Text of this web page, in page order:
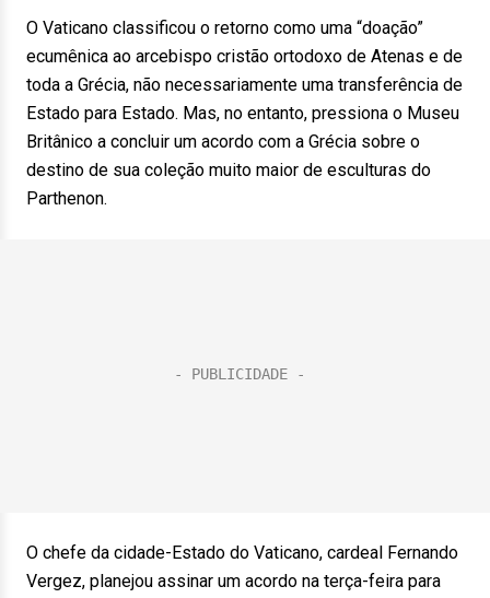
O Vaticano classificou o retorno como uma “doação”
ecumênica ao arcebispo cristão ortodoxo de Atenas e de
toda a Grécia, não necessariamente uma transferência de
Estado para Estado. Mas, no entanto, pressiona o Museu
Britânico a concluir um acordo com a Grécia sobre o
destino de sua coleção muito maior de esculturas do
Parthenon.
O chefe da cidade-Estado do Vaticano, cardeal Fernando
Vergez, planejou assinar um acordo na terça-feira para